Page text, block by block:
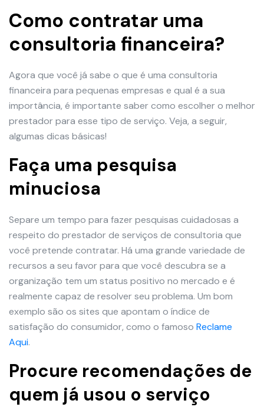
Como contratar uma
consultoria financeira?
Agora que você já sabe o que é uma consultoria
financeira para pequenas empresas e qual é a sua
importância, é importante saber como escolher o melhor
prestador para esse tipo de serviço. Veja, a seguir,
algumas dicas básicas!
Faça uma pesquisa
minuciosa
Separe um tempo para fazer pesquisas cuidadosas a
respeito do prestador de serviços de consultoria que
você pretende contratar. Há uma grande variedade de
recursos a seu favor para que você descubra se a
organização tem um status positivo no mercado e é
realmente capaz de resolver seu problema. Um bom
exemplo são os sites que apontam o índice de
satisfação do consumidor, como o famoso Reclame
Aqui.
Procure recomendações de
quem já usou o serviço